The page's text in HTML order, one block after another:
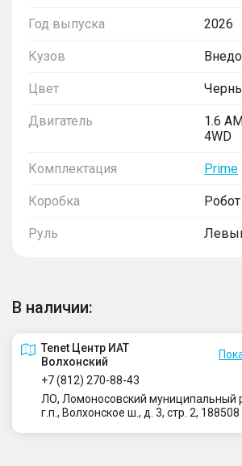
Год выпуска 2026
Кузов
Цвет
Двигатель
1.6
4WD
Комплектация Prime
Коробка Робот
Руль
В наличии:
Tenet Центр ИАТ
Волхонский
+7 (812) 270-88-43
ЛО, Ломоносовский муниципальный
г.п., Волхонское ш., д. 3, стр. 2, 188508